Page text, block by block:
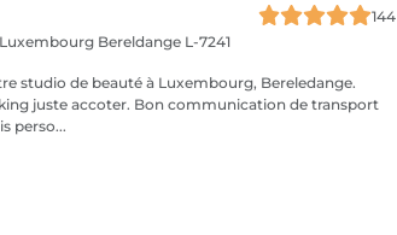
144
Bereldange L-7241
studio de beauté à Luxembourg, Bereledange.
juste accoter. Bon communication de transport
perso...